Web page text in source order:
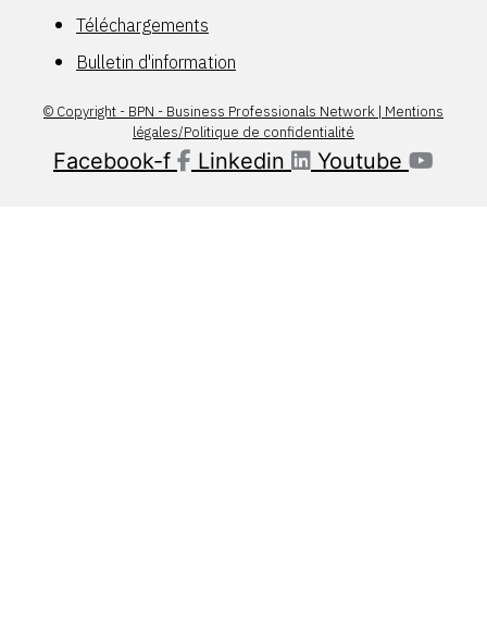
Téléchargements
Bulletin d'information
© Copyright - BPN - Business Professionals Network | Mentions
légales/Politique de confidentialité
Facebook-f Linkedin Youtube